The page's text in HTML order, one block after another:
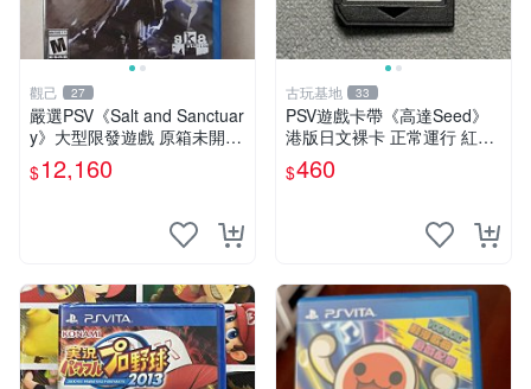
觀己 27
嚴選PSV《Salt and Sanctuar
y》大型限發遊戲 原箱未開
適合收藏 Salt and Sanctuary
PSV 游戲 新品 盒裝
$12,160
古玩基地 33
PSV遊戲卡帶《高達Seed》
港版日文裸卡 正常運行 紅色
版本 二手嚴選 psv 高達 游戲
卡帶
$460